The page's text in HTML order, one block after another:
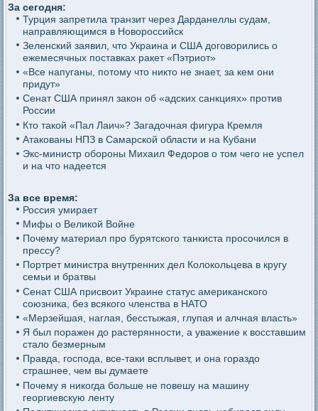
За сегодня:
Турция запретила транзит через Дарданеллы судам,
направляющимся в Новороссийск
Зеленский заявил, что Украина и США договорились о
ежемесячных поставках ракет «Пэтриот»
«Все напуганы, потому что никто не знает, за кем они
придут»
Сенат США принял закон об «адских санкциях» против
России
Кто такой «Пал Лаич»? Загадочная фигура Кремля
Атакованы НПЗ в Самарской области и на Кубани
Экс-министр обороны Михаил Федоров о том чего не успел
и на что надеется
За все время:
Россия умирает
Мифы о Великой Войне
Почему материал про бурятского танкиста просочился в
прессу?
Портрет министра внутренних дел Колокольцева в кругу
семьи и братвы
Сенат США присвоит Украине статус американского
союзника, без всякого членства в НАТО
«Мерзейшая, наглая, бесстыжая, глупая и алчная власть»
Я был поражен до растерянности, а уважение к восставшим
стало безмерным
Правда, господа, все-таки всплывет, и она гораздо
страшнее, чем вы думаете
Почему я никогда больше не повешу на машину
георгиевскую ленту